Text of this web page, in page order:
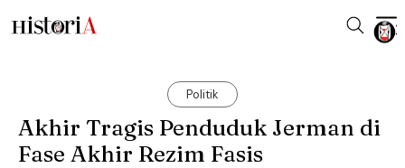
Politik
Akhir Tragis Penduduk Jerman di
Fase Akhir Rezim Fasis